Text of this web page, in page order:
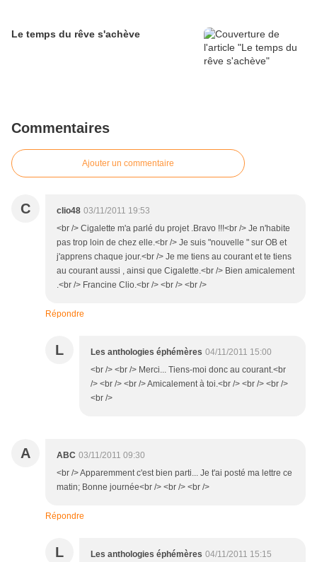
Le temps du rêve s'achève
Commentaires
Ajouter un commentaire
C clio48 03/11/2011 19:53
<br /> Cigalette m'a parlé du projet .Bravo !!!<br /> Je n'habite
pas trop loin de chez elle.<br /> Je suis "nouvelle " sur OB et
j'apprens chaque jour.<br /> Je me tiens au courant et te tiens
au courant aussi , ainsi que Cigalette.<br /> Bien amicalement
.<br /> Francine Clio.<br /> <br /> <br />
Répondre
L Les anthologies éphémères 04/11/2011 15:00
<br /> <br /> Merci... Tiens-moi donc au courant.<br
/> <br /> <br /> Amicalement à toi.<br /> <br /> <br />
<br />
A ABC 03/11/2011 09:30
<br /> Apparemment c'est bien parti... Je t'ai posté ma lettre ce
matin; Bonne journée<br /> <br /> <br />
Répondre
L Les anthologies éphémères 04/11/2011 15:15